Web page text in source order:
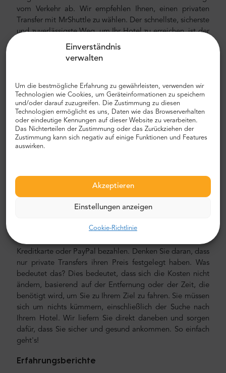
Einverständnis
verwalten
Um die bestmögliche Erfahrung zu gewährleisten, verwenden wir
Technologien wie Cookies, um Geräteinformationen zu speichern
und/oder darauf zuzugreifen. Die Zustimmung zu diesen
Technologien ermöglicht es uns, Daten wie das Browserverhalten
oder eindeutige Kennungen auf dieser Website zu verarbeiten.
Das Nichterteilen der Zustimmung oder das Zurückziehen der
Zustimmung kann sich negativ auf einige Funktionen und Features
auswirken.
Akzeptieren
Einstellungen anzeigen
Cookie-Richtlinie
vom Verkehr ab. Wir empfehlen Ihnen, einen privaten
Transfer mit MrShuttle zu wählen. Der schnellste, sicherste
und zuverlässigste Weg, um Ihr Hotel zu erreichen, ist der
private Transport von Tür zu Tür. Auf diese Weise sparen
Sie viel Zeit, da Sie den unangenehmen Prozess
Flughafen- und Stadttransfer
Auf der Suche nach einem zuverlässigen und
erschwinglichen Flughafentransfer? Reservieren Sie eines
mit Mr.Shuttle, einer Auswahl von Trip-Advisor-Benutzern
für Reisende. Wir bieten Tür-zu-Tür-Transport in neuen,
erfahrenen Fahrern, die fließend Englisch sprechen.
Flughafen- und Stadttransferkosten
niedriger als der eines Taxis. Unsere Preise sind fest, ohne
versteckte Kosten. Sie können im Voraus mit Ihrer
Kreditkarte oder PayPal bezahlen. Denken Sie daran, dass
nur private Transfers ihren Preis festgelegt haben. Was
bedeutet das? Dies bedeutet, dass sich die Kosten nicht
ändern, basierend auf der Entfernung oder der Zeit, die
benötigt wird, um Sie zu Ihrem Ziel zu fahren. Sie müssen
sich um nichts kümmern, einschließlich der Suche nach
Ihrem Hotel. Wir liefern Sie direkt daneben und sorgen
dafür, dass Sie sicher und gesund ankommen. So einfach
geht's!
Erfahrungsberichte